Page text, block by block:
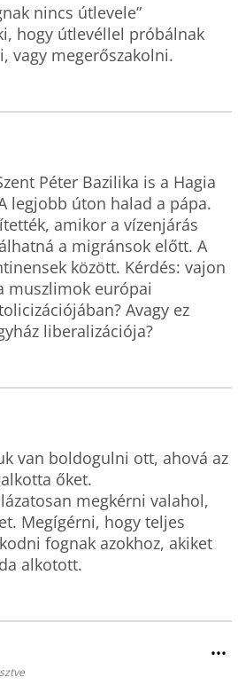
nincs útlevele”
hogy útlevéllel próbálnak
vagy megerőszakolni.
Péter Bazilika is a Hagia
legjobb úton halad a pápa.
amikor a vízenjárás
a migránsok előtt. A
között. Kérdés: vajon
muszlimok európai
Avagy ez
liberalizációja?
van boldogulni ott, ahová az
őket.
megkérni valahol,
Megígérni, hogy teljes
fognak azokhoz, akiket
alkotott.
•••